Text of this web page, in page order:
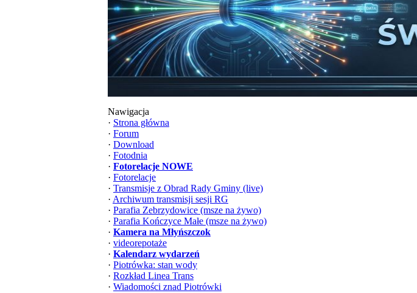
Nawigacja
· Strona główna
· Forum
· Download
· Fotodnia
· Fotorelacje NOWE
· Fotorelacje
· Transmisje z Obrad Rady Gminy (live)
· Archiwum transmisji sesji RG
· Parafia Zebrzydowice (msze na żywo)
· Parafia Kończyce Małe (msze na żywo)
· Kamera na Młyńszczok
· videorepotaże
· Kalendarz wydarzeń
· Piotrówka: stan wody
· Rozkład Linea Trans
· Wiadomości znad Piotrówki